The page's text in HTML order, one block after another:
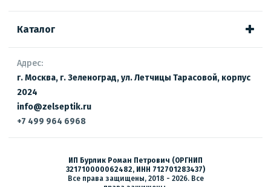
Каталог
Адрес:
г. Москва, г. Зеленоград, ул. Летчицы Тарасовой, корпус
2024
info@zelseptik.ru
+7 499 964 6968
ИП Бурлик Роман Петрович (ОРГНИП
321710000062482, ИНН 712701283437)
Все права защищены, 2018 - 2026. Все